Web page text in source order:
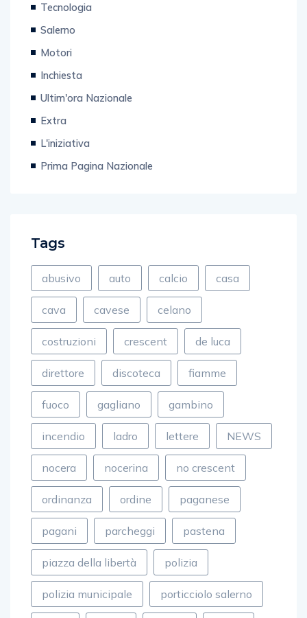
Tecnologia
Salerno
Motori
Inchiesta
Ultim'ora Nazionale
Extra
L'iniziativa
Prima Pagina Nazionale
Tags
abusivo auto calcio casa
cava cavese celano
costruzioni crescent de luca
direttore discoteca fiamme
fuoco gagliano gambino
incendio ladro lettere NEWS
nocera nocerina no crescent
ordinanza ordine paganese
pagani parcheggi pastena
piazza della libertà polizia
polizia municipale porticciolo salerno